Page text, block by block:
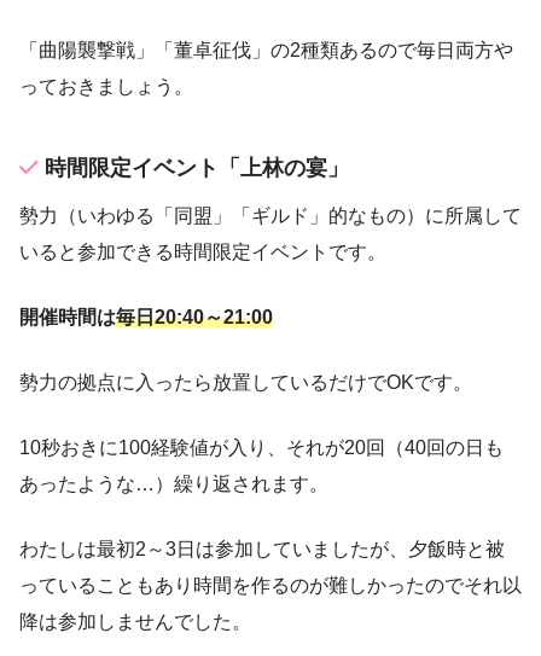
「曲陽襲撃戦」「董卓征伐」の2種類あるので毎日両方や
っておきましょう。
時間限定イベント「上林の宴」
勢力（いわゆる「同盟」「ギルド」的なもの）に所属して
いると参加できる時間限定イベントです。
開催時間は毎日20:40～21:00
勢力の拠点に入ったら放置しているだけでOKです。
10秒おきに100経験値が入り、それが20回（40回の日も
あったような…）繰り返されます。
わたしは最初2～3日は参加していましたが、夕飯時と被
っていることもあり時間を作るのが難しかったのでそれ以
降は参加しませんでした。